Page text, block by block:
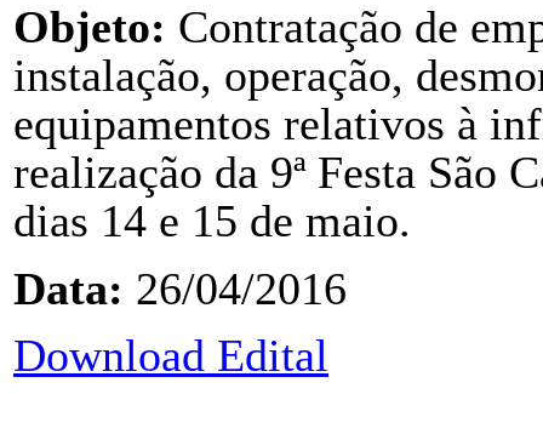
Objeto: Contratação de
instalação, operação,
equipamentos relativos à
realização da 9ª Festa São
dias 14 e 15 de maio.
Data: 26/04/2016
Download Edital